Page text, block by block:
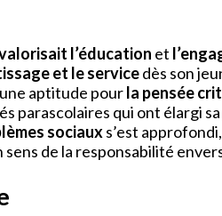
l’éducation et
et le servicedès son
aptitude pourla pensée
qui ont élargi
sociauxs’est
sens de la responsabilité